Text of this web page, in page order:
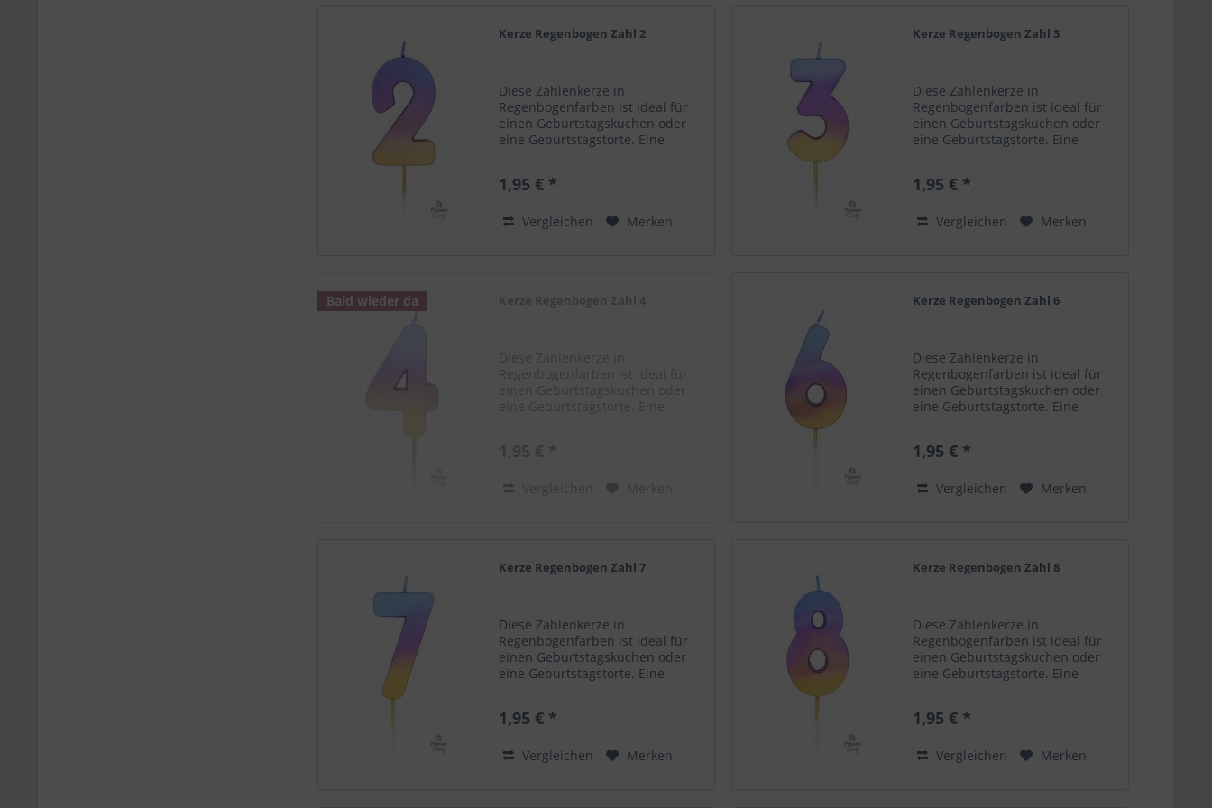
Kerze Regenbogen Zahl 2
Diese Zahlenkerze in
Regenbogenfarben ist ideal für
einen Geburtstagskuchen oder
eine Geburtstagstorte. Eine
Ballongruß! Zahlenkerze 2.
Nicht für Kinder geeignet....
1,95 € *
Vergleichen Merken
Kerze Regenbogen Zahl 3
Diese Zahlenkerze in
Regenbogenfarben ist ideal für
einen Geburtstagskuchen oder
eine Geburtstagstorte. Eine
Ballongruß! Zahlenkerze 3.
Nicht für Kinder geeignet....
1,95 € *
Vergleichen Merken
Bald wieder da Kerze Regenbogen Zahl 4
Diese Zahlenkerze in
Regenbogenfarben ist ideal für
einen Geburtstagskuchen oder
eine Geburtstagstorte. Eine
Ballongruß! Zahlenkerze 4.
Nicht für Kinder geeignet....
1,95 € *
Vergleichen Merken
Kerze Regenbogen Zahl 6
Diese Zahlenkerze in
Regenbogenfarben ist ideal für
einen Geburtstagskuchen oder
eine Geburtstagstorte. Eine
Ballongruß! Zahlenkerze 6.
Nicht für Kinder geeignet....
1,95 € *
Vergleichen Merken
Kerze Regenbogen Zahl 7
Diese Zahlenkerze in
Regenbogenfarben ist ideal für
einen Geburtstagskuchen oder
eine Geburtstagstorte. Eine
Ballongruß! Zahlenkerze 7.
Nicht für Kinder geeignet....
1,95 € *
Vergleichen Merken
Kerze Regenbogen Zahl 8
Diese Zahlenkerze in
Regenbogenfarben ist ideal für
einen Geburtstagskuchen oder
eine Geburtstagstorte. Eine
Ballongruß! Zahlenkerze 8.
Nicht für Kinder geeignet....
1,95 € *
Vergleichen Merken